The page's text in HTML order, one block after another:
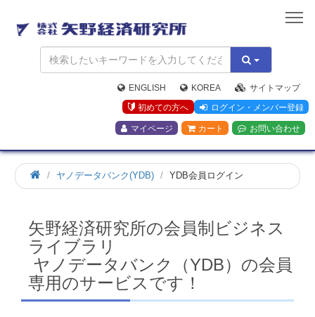
矢
野
経
済
研
究
所
ENGLISH KOREA
サイトマップ
初めての方へ
ログイン・メンバー登録
マイページ カート お問い合わせ
ホ
ー
ヤノデータバンク(YDB) YDB会員ログイン
矢野経済研究所の会員制ビジネス
ライブラリ
ヤノデータバンク（YDB）の会員
専用のサービスです！